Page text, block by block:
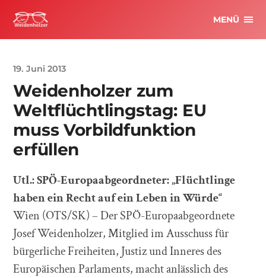
MENÜ
19. Juni 2013
Weidenholzer zum
Weltflüchtlingstag: EU
muss Vorbildfunktion
erfüllen
Utl.: SPÖ-Europaabgeordneter: „Flüchtlinge
haben ein Recht auf ein Leben in Würde“
Wien (OTS/SK) – Der SPÖ-Europaabgeordnete
Josef Weidenholzer, Mitglied im Ausschuss für
bürgerliche Freiheiten, Justiz und Inneres des
Europäischen Parlaments, macht anlässlich des